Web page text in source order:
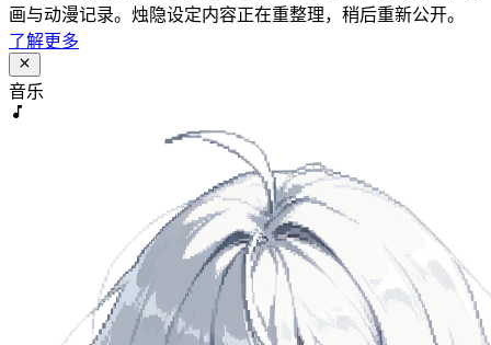
画与动漫记录。烛隐设定内容正在重整理，稍后重新公开。
了解更多
音乐